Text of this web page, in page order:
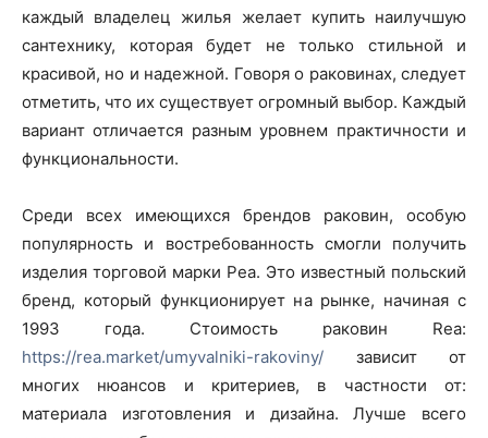
каждый владелец жилья желает купить наилучшую
сантехнику, которая будет не только стильной и
красивой, но и надежной. Говоря о раковинах, следует
отметить, что их существует огромный выбор. Каждый
вариант отличается разным уровнем практичности и
функциональности.
Среди всех имеющихся брендов раковин, особую
популярность и востребованность смогли получить
изделия торговой марки Реа. Это известный польский
бренд, который функционирует на рынке, начиная с
1993 года. Стоимость раковин Rea:
https://rea.market/umyvalniki-rakoviny/ зависит от
многих нюансов и критериев, в частности от:
материала изготовления и дизайна. Лучше всего